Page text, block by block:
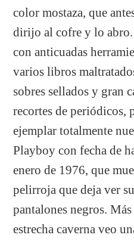
color mostaza, que
dirijo al cofre y lo abro.
con anticuadas
varios libros
sobres sellados y gran
recortes de periódicos,
ejemplar totalmente
Playboy con fecha de
enero de 1976, que
pelirroja que deja ver
pantalones negros.
estrecha caverna veo